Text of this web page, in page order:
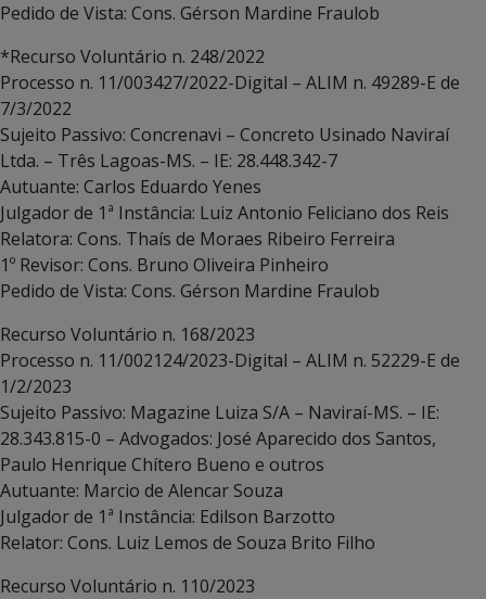
Pedido de Vista: Cons. Gérson Mardine Fraulob
*Recurso Voluntário n. 248/2022
Processo n. 11/003427/2022-Digital – ALIM n. 49289-E de
7/3/2022
Sujeito Passivo: Concrenavi – Concreto Usinado Naviraí
Ltda. – Três Lagoas-MS. – IE: 28.448.342-7
Autuante: Carlos Eduardo Yenes
Julgador de 1ª Instância: Luiz Antonio Feliciano dos Reis
Relatora: Cons. Thaís de Moraes Ribeiro Ferreira
1º Revisor: Cons. Bruno Oliveira Pinheiro
Pedido de Vista: Cons. Gérson Mardine Fraulob
Recurso Voluntário n. 168/2023
Processo n. 11/002124/2023-Digital – ALIM n. 52229-E de
1/2/2023
Sujeito Passivo: Magazine Luiza S/A – Naviraí-MS. – IE:
28.343.815-0 – Advogados: José Aparecido dos Santos,
Paulo Henrique Chítero Bueno e outros
Autuante: Marcio de Alencar Souza
Julgador de 1ª Instância: Edilson Barzotto
Relator: Cons. Luiz Lemos de Souza Brito Filho
Recurso Voluntário n. 110/2023